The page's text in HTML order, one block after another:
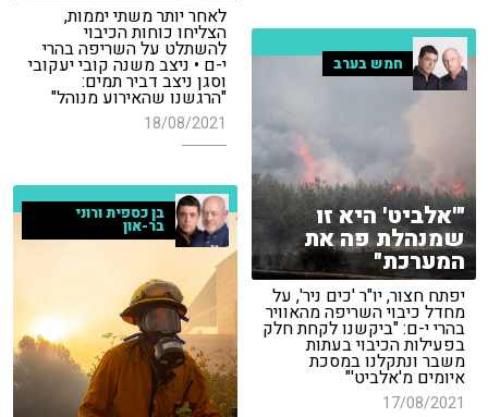
לאחר יותר משתי יממות,
הצליחו כוחות הכיבוי
להשתלט על השריפה בהרי
י-ם • ניצב משנה קובי יעקובי
וסגן ניצב דביר תמים:
"הרגשנו שהאירוע מנוהל"
18/08/2021
חמש בערב
"'אלביט' היא זו
שמנהלת פה את
המערכת"
יפתח חצור, יו"ר 'כים ניר', על
מחדל כיבוי השריפה מהאוויר
בהרי י-ם: "ביקשנו לקחת חלק
בפעילות הכיבוי בעתות
משבר ונתקלנו במסכת
איומים מ'אלביט'"
17/08/2021
בן כספית ורוני
בר-און